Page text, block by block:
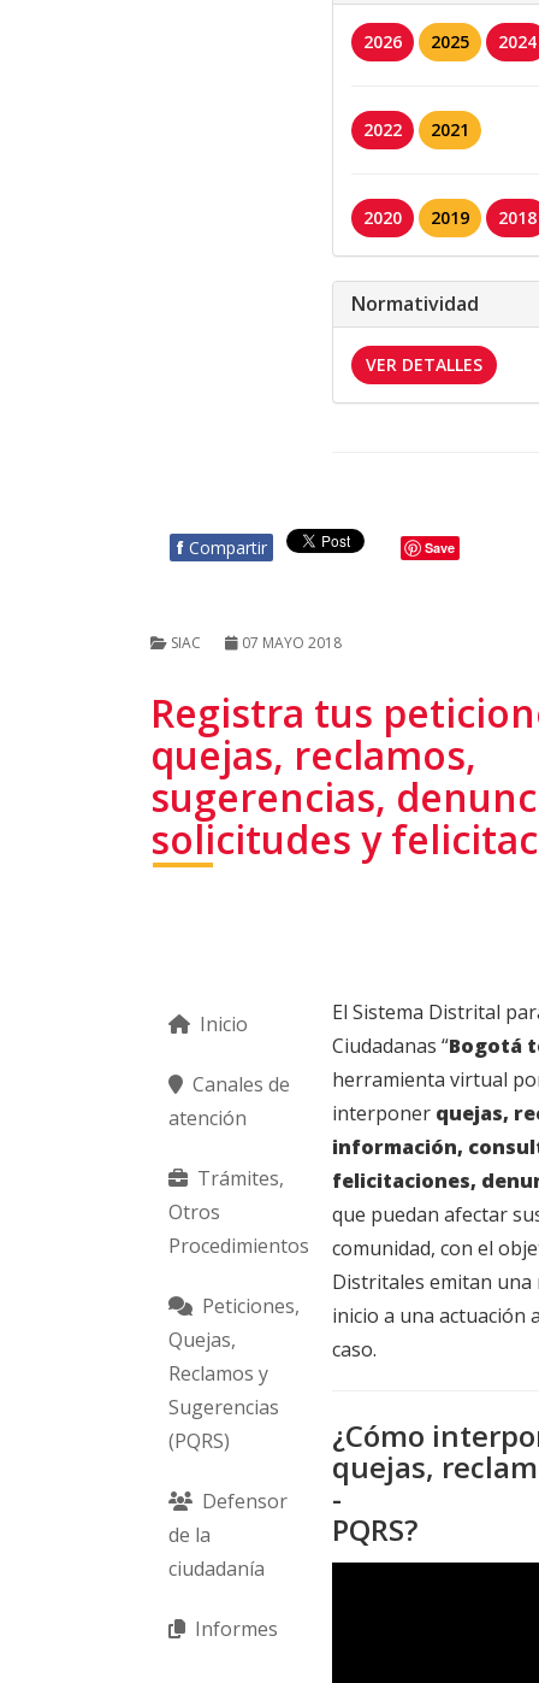
2026 2025 2024
2022 2021
2020 2019 2018
Normatividad
VER DETALLES
f Compartir Save
SIAC 07 MAYO 2018
Registra tus
quejas, reclamos,
sugerencias,
solicitudes y
Inicio
Canales de
atención
Trámites,
Otros
Procedimientos
Peticiones,
Quejas,
Reclamos y
Sugerencias
(PQRS)
Defensor
de la
ciudadanía
Informes
El Sistema Distrital
Ciudadanas “Bogotá
herramienta virtual
interponer quejas,
información,
felicitaciones,
que puedan afectar
comunidad, con el
Distritales emitan
inicio a una actuación
caso.
¿Cómo
quejas,
-
PQRS?